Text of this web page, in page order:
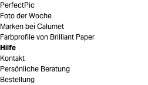
PerfectPic
Foto der Woche
Marken bei Calumet
Farbprofile von Brilliant Paper
Hilfe
Kontakt
Persönliche Beratung
Bestellung